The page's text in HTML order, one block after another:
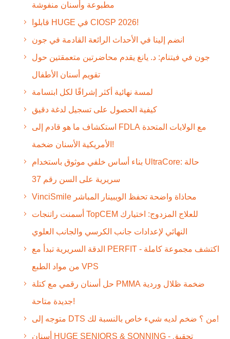
مطبوعة وأسنان منفوشة
قابلوا HUGE في CIOSP 2026!
انضم إلينا في الأحداث الرائعة القادمة في جون
جون في فيتنام: د. يانغ يقدم محاضرتين متعمقتين حول
تقويم أسنان الأطفال
لمسة نهائية أكثر إشراقًا لكل ابتسامة
كيفية الحصول على تسجيل لدغة دقيق
استكشاف ما هو قادم إلى FDLA مع الولايات المتحدة
الأمريكية الأسنان ضخمة!
بناء أساس خلفي موثوق باستخدام UltraCore: حالة
سريرية على السن رقم 37
VinciSmile محاذاة واضحة تحفظ الويبينار المباشر
أسمنت راتنجات TopCEM للعلاج المزدوج: اختيارك
النهائي لإعدادات جانب الكرسي والجانب العلوي
الدقة السريرية تبدأ مع PERFIT - اكتشف مجموعة كاملة
من مواد الطبع VPS
حل أسنان رقمي مع كتلة PMMA ضخمة ظلال وردية
جديدة متاحة!
متوجه إلى DTS من ؟ ضخم لديه شيء خاص بالنسبة لك!
أسنان HUGE SENIORS & SONNING - تحقيق